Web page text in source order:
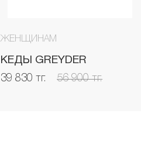
ЖЕНЩИНАМ
КЕДЫ GREYDER
39 830 тг. 56 900 тг.